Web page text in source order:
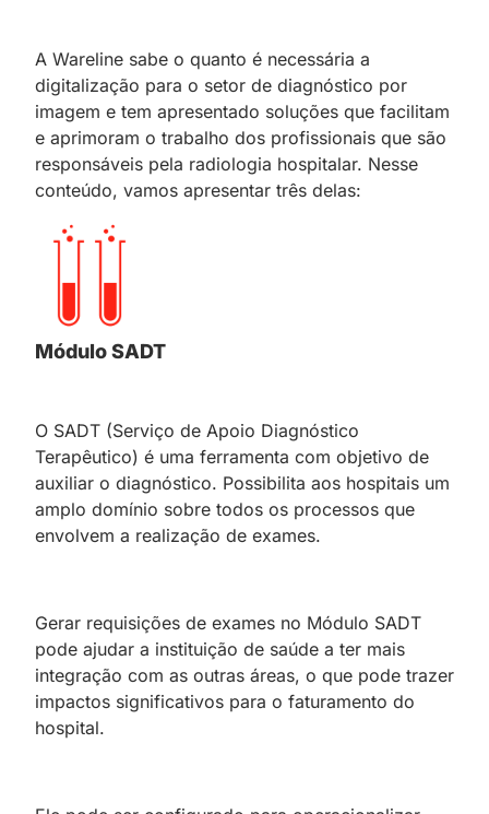
A Wareline sabe o quanto é necessária a
digitalização para o setor de diagnóstico por
imagem e tem apresentado soluções que facilitam
e aprimoram o trabalho dos profissionais que são
responsáveis pela radiologia hospitalar. Nesse
conteúdo, vamos apresentar três delas:
Módulo SADT
O SADT (Serviço de Apoio Diagnóstico
Terapêutico) é uma ferramenta com objetivo de
auxiliar o diagnóstico. Possibilita aos hospitais um
amplo domínio sobre todos os processos que
envolvem a realização de exames.
Gerar requisições de exames no Módulo SADT
pode ajudar a instituição de saúde a ter mais
integração com as outras áreas, o que pode trazer
impactos significativos para o faturamento do
hospital.